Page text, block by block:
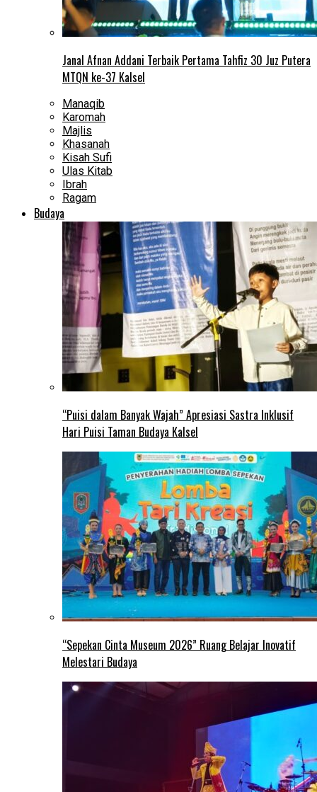
Janal Afnan Addani Terbaik Pertama Tahfiz 30 Juz Putera
MTQN ke-37 Kalsel
Manaqib
Karomah
Majlis
Khasanah
Kisah Sufi
Ulas Kitab
Ibrah
Ragam
Budaya
“Puisi dalam Banyak Wajah” Apresiasi Sastra Inklusif
Hari Puisi Taman Budaya Kalsel
“Sepekan Cinta Museum 2026” Ruang Belajar Inovatif
Melestari Budaya